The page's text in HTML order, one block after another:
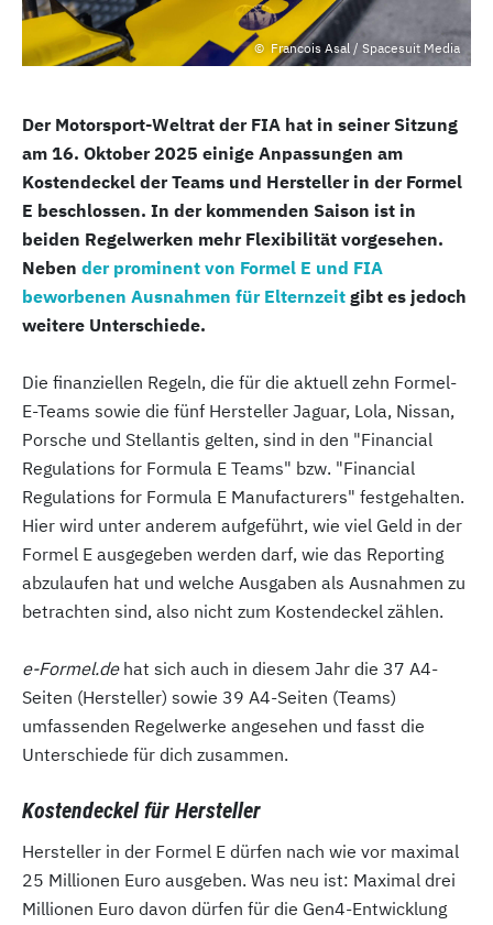
Francois Asal / Spacesuit Media
Der Motorsport-Weltrat der FIA hat in seiner Sitzung
am 16. Oktober 2025 einige Anpassungen am
Kostendeckel der Teams und Hersteller in der Formel
E beschlossen. In der kommenden Saison ist in
beiden Regelwerken mehr Flexibilität vorgesehen.
Neben der prominent von Formel E und FIA
beworbenen Ausnahmen für Elternzeit gibt es jedoch
weitere Unterschiede.
Die finanziellen Regeln, die für die aktuell zehn Formel-
E-Teams sowie die fünf Hersteller Jaguar, Lola, Nissan,
Porsche und Stellantis gelten, sind in den "Financial
Regulations for Formula E Teams" bzw. "Financial
Regulations for Formula E Manufacturers" festgehalten.
Hier wird unter anderem aufgeführt, wie viel Geld in der
Formel E ausgegeben werden darf, wie das Reporting
abzulaufen hat und welche Ausgaben als Ausnahmen zu
betrachten sind, also nicht zum Kostendeckel zählen.
e-Formel.dehat sich auch in diesem Jahr die 37 A4-
Seiten (Hersteller) sowie 39 A4-Seiten (Teams)
umfassenden Regelwerke angesehen und fasst die
Unterschiede für dich zusammen.
Kostendeckel für Hersteller
Hersteller in der Formel E dürfen nach wie vor maximal
25 Millionen Euro ausgeben. Was neu ist: Maximal drei
Millionen Euro davon dürfen für die Gen4-Entwicklung